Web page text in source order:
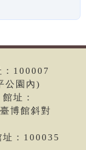
100007
公園內)
址：
博館斜對
：100035